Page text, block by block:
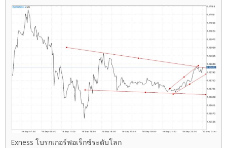
Exness โบรกเกอร์ฟอเร็กซ์ระดับโลก